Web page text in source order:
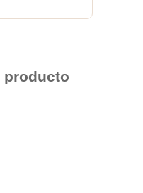
producto